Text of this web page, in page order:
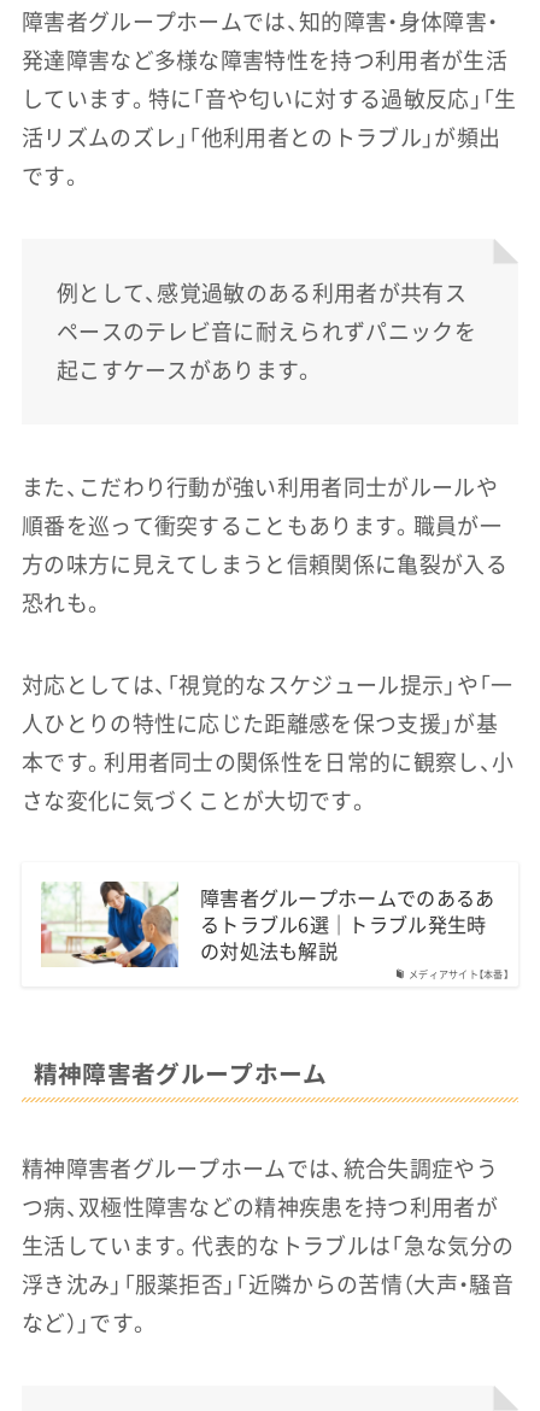
障害者グループホームでは、知的障害・身体障害・
発達障害など多様な障害特性を持つ利用者が生活
しています。特に「音や匂いに対する過敏反応」「生
活リズムのズレ」「他利用者とのトラブル」が頻出
です。
例として、感覚過敏のある利用者が共有ス
ペースのテレビ音に耐えられずパニックを
起こすケースがあります。
また、こだわり行動が強い利用者同士がルールや
順番を巡って衝突することもあります。職員が一
方の味方に見えてしまうと信頼関係に亀裂が入る
恐れも。
対応としては、「視覚的なスケジュール提示」や「一
人ひとりの特性に応じた距離感を保つ支援」が基
本です。利用者同士の関係性を日常的に観察し、小
さな変化に気づくことが大切です。
メディアサイト【本番】
障害者グループホームでのあるあ
るトラブル6選｜トラブル発生時
の対処法も解説
精神障害者グループホーム
精神障害者グループホームでは、統合失調症やう
つ病、双極性障害などの精神疾患を持つ利用者が
生活しています。代表的なトラブルは「急な気分の
浮き沈み」「服薬拒否」「近隣からの苦情（大声・騒音
など）」です。